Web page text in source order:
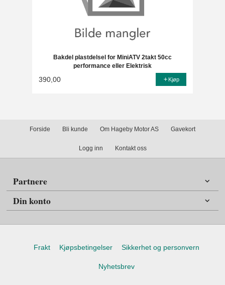
Bakdel plastdelsel for MiniATV 2takt 50cc
performance eller Elektrisk
390,00 Kjøp
Forside Bli kunde Om Hageby Motor AS Gavekort
Logg inn Kontakt oss
Partnere
Din konto
Frakt Kjøpsbetingelser Sikkerhet og personvern
Nyhetsbrev